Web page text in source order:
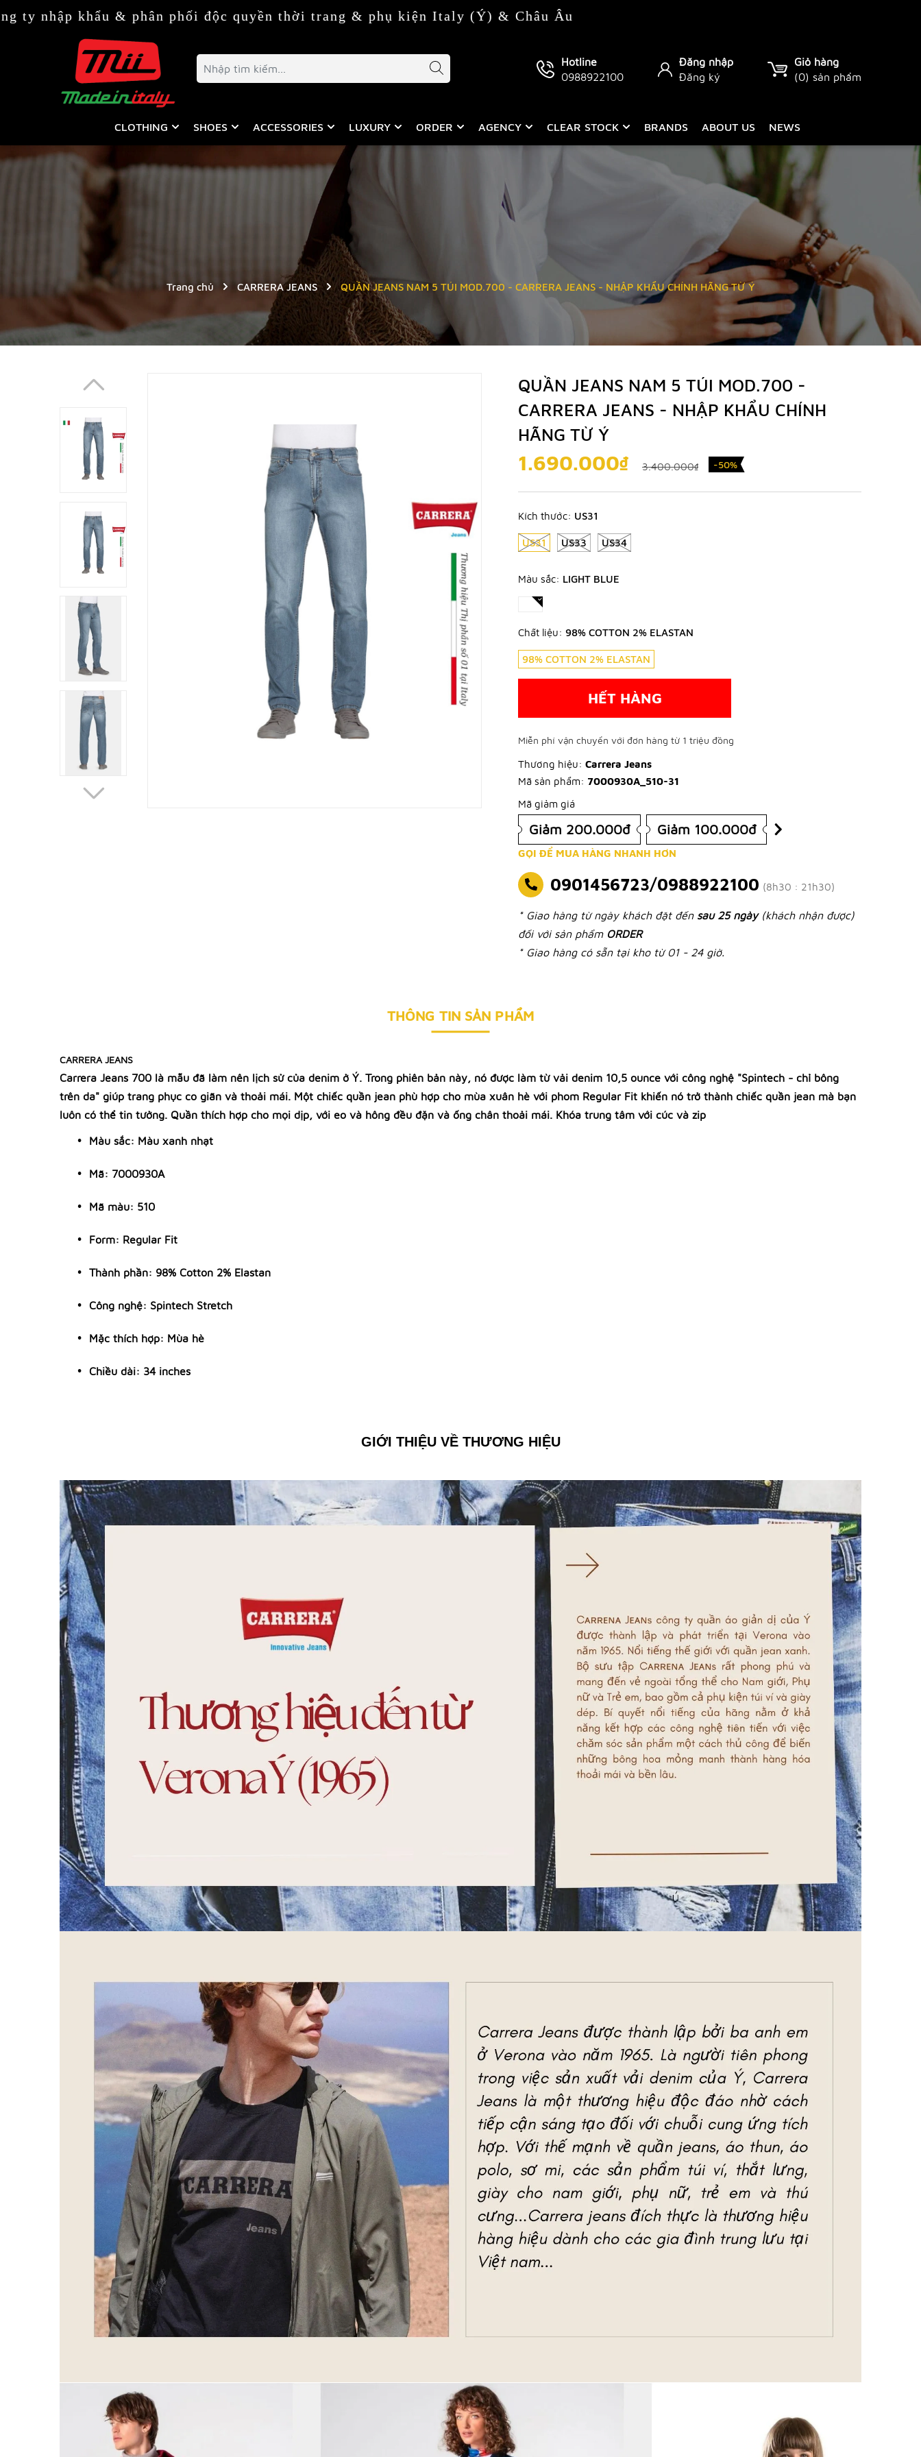
& phân phối độc quyền thời trang & phụ kiện Italy (Ý) & Châu Âu
Hotline
0988922100
Đăng nhập
Đăng ký
Giỏ hàng
(0) sản phẩm
CLOTHING SHOES ACCESSORIES LUXURY ORDER AGENCY CLEAR STOCK BRANDS ABOUT US NEWS
Trang chủ CARRERA JEANS QUẦN JEANS NAM 5 TÚI MOD.700 - CARRERA JEANS - NHẬP KHẨU CHÍNH HÃNG TỪ Ý
QUẦN JEANS NAM 5 TÚI MOD.700 -
CARRERA JEANS - NHẬP KHẨU CHÍNH
HÃNG TỪ Ý
1.690.000₫ 3.400.000₫ -50%
Kích thước: US31
US31 US33 US34
Màu sắc: LIGHT BLUE
Chất liệu: 98% COTTON 2% ELASTAN
98% COTTON 2% ELASTAN
HẾT HÀNG
Miễn phí vận chuyển với đơn hàng từ 1 triệu đồng
Thương hiệu: Carrera Jeans
Mã sản phẩm: 7000930A_510-31
Mã giảm giá
Giảm 200.000đ Giảm 100.000đ
GỌI ĐỂ MUA HÀNG NHANH HƠN
0901456723/0988922100 (8h30 : 21h30)
* Giao hàng từ ngày khách đặt đến sau 25 ngày (khách nhận được)
đối với sản phẩm ORDER
* Giao hàng có sẵn tại kho từ 01 - 24 giờ.
THÔNG TIN SẢN PHẨM
CARRERA JEANS
Carrera Jeans 700 là mẫu đã làm nên lịch sử của denim ở Ý. Trong phiên bản này, nó được làm từ vải denim 10,5 ounce với công nghệ "Spintech - chỉ bông
trên da" giúp trang phục co giãn và thoải mái. Một chiếc quần jean phù hợp cho mùa xuân hè với phom Regular Fit khiến nó trở thành chiếc quần jean mà bạn
luôn có thể tin tưởng. Quần thích hợp cho mọi dịp, với eo và hông đều đặn và ống chân thoải mái. Khóa trung tâm với cúc và zip
Màu sắc: Màu xanh nhạt
Mã: 7000930A
Mã màu: 510
Form: Regular Fit
Thành phần: 98% Cotton 2% Elastan
Công nghệ: Spintech Stretch
Mặc thích hợp: Mùa hè
Chiều dài: 34 inches
GIỚI THIỆU VỀ THƯƠNG HIỆU